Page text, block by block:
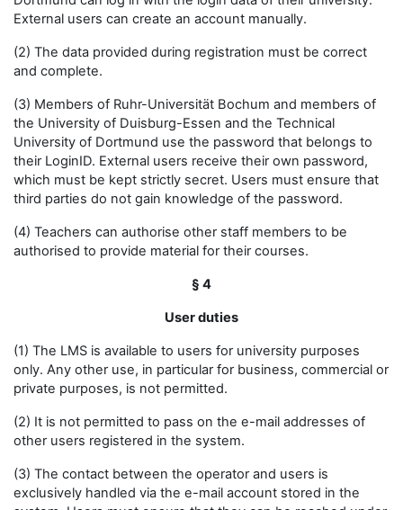
External users can create an account manually.
(2) The data provided during registration must be correct
and complete.
(3) Members of Ruhr-Universität Bochum and members of
the University of Duisburg-Essen and the Technical
University of Dortmund use the password that belongs to
their LoginID. External users receive their own password,
which must be kept strictly secret. Users must ensure that
third parties do not gain knowledge of the password.
(4) Teachers can authorise other staff members to be
authorised to provide material for their courses.
§ 4
User duties
(1) The LMS is available to users for university purposes
only. Any other use, in particular for business, commercial or
private purposes, is not permitted.
(2) It is not permitted to pass on the e-mail addresses of
other users registered in the system.
(3) The contact between the operator and users is
exclusively handled via the e-mail account stored in the